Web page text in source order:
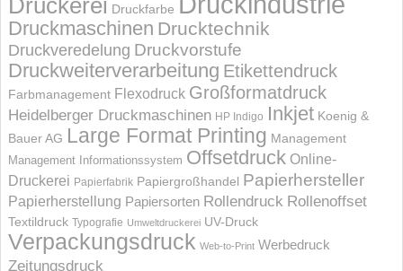
Druckerei Druckfarbe
Druckmaschinen Drucktechnik
Druckveredelung Druckvorstufe
Druckweiterverarbeitung Etikettendruck
Farbmanagement Flexodruck Großformatdruck
Heidelberger Druckmaschinen HP Indigo Inkjet Koenig &
Bauer AG Large Format Printing Management
Management Informations­system Offsetdruck Online-
Druckerei Papierfabrik Papiergroßhandel Papierhersteller
Papierherstellung Papiersorten Rollendruck Rollenoffset
Textildruck Typografie Umweltdruckerei UV-Druck
Verpackungsdruck Web-to-Print Werbedruck
Zeitungsdruck